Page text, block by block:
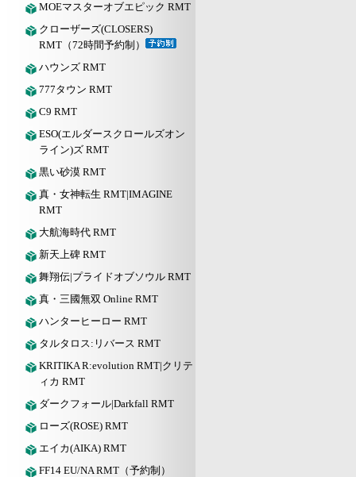
MOEマスターオブエピック RMT
クローザーズ(CLOSERS)
RMT（72時間予約制）
ハウンズ RMT
777タウン RMT
C9 RMT
ESO(エルダースクロールズオン
ライン)ズ RMT
黒い砂漠 RMT
真・女神転生 RMT|IMAGINE
RMT
大航海時代 RMT
新天上碑 RMT
舞翔伝|プライドオブソウル RMT
真・三國無双 Online RMT
ハンターヒーロー RMT
タルタロス:リバース RMT
KRITIKA R:evolution RMT|クリテ
ィカ RMT
ダークフォール|Darkfall RMT
ローズ(ROSE) RMT
エイカ(AIKA) RMT
FF14 EU/NA RMT（予約制）